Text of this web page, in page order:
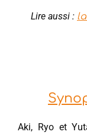
Lire aussi :
Aki, Ryo et